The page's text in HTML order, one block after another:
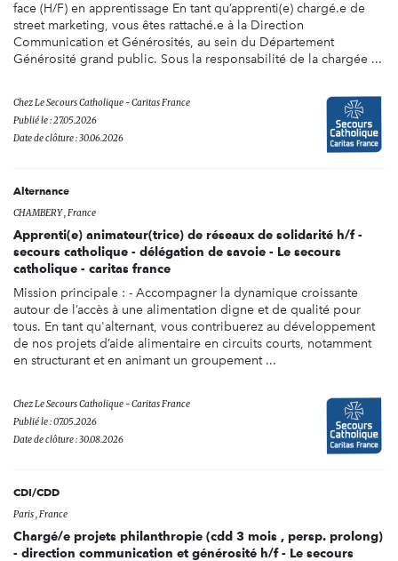
face (H/F) en apprentissage En tant qu’apprenti(e) chargé.e de
street marketing, vous êtes rattaché.e à la Direction
Communication et Générosités, au sein du Département
Générosité grand public. Sous la responsabilité de la chargée ...
ChezLe Secours Catholique - Caritas France
Publié le : 27.05.2026
Date de clôture : 30.06.2026
Alternance
CHAMBERY , France
Apprenti(e) animateur(trice) de réseaux de solidarité h/f -
secours catholique - délégation de savoie - Le secours
catholique - caritas france
Mission principale : - Accompagner la dynamique croissante
autour de l’accès à une alimentation digne et de qualité pour
tous. En tant qu'alternant, vous contribuerez au développement
de nos projets d’aide alimentaire en circuits courts, notamment
en structurant et en animant un groupement ...
ChezLe Secours Catholique - Caritas France
Publié le : 07.05.2026
Date de clôture : 30.08.2026
CDI/CDD
Paris , France
Chargé/e projets philanthropie (cdd 3 mois , persp. prolong)
- direction communication et générosité h/f - Le secours